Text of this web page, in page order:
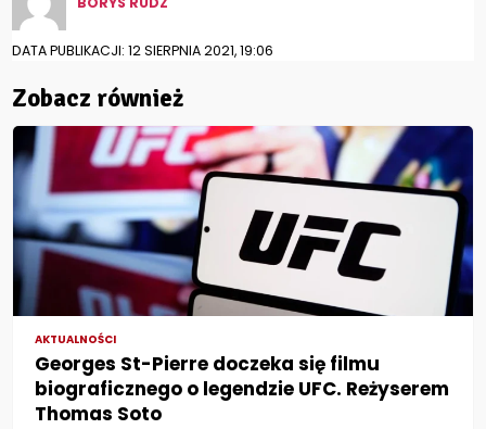
DATA PUBLIKACJI: 12 SIERPNIA 2021, 19:06
Zobacz również
AKTUALNOŚCI
Georges St-Pierre doczeka się filmu
biograficznego o legendzie UFC. Reżyserem
Thomas Soto